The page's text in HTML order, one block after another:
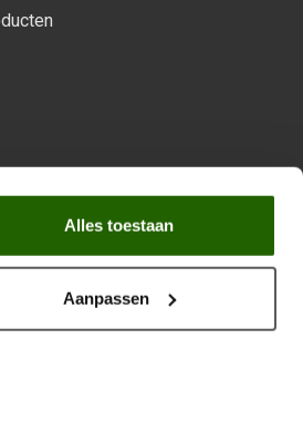
Alles toestaan
Aanpassen